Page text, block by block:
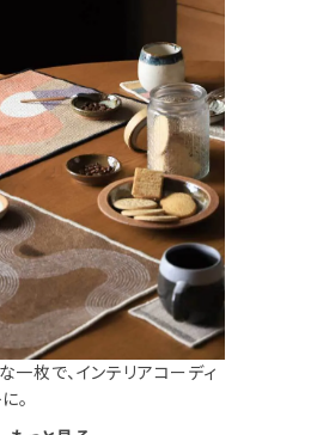
枚で、インテリアコーディ
。